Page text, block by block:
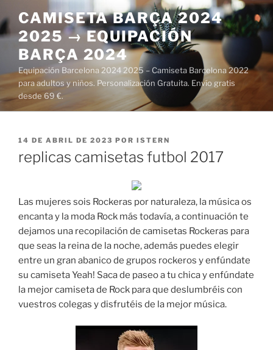
al
contenido
CAMISETA BARÇA 2024
2025 → EQUIPACIÓN
BARÇA 2024
Equipación Barcelona 2024 2025 – Camiseta Barcelona 2022
para adultos y niños. Personalización Gratuita. Envío gratis
desde 69 €.
PUBLICADO
14 DE ABRIL DE 2023 POR ISTERN
replicas camisetas futbol 2017
Las mujeres sois Rockeras por naturaleza, la música os
encanta y la moda Rock más todavía, a continuación te
dejamos una recopilación de camisetas Rockeras para
que seas la reina de la noche, además puedes elegir
entre un gran abanico de grupos rockeros y enfúndate
su camiseta Yeah! Saca de paseo a tu chica y enfúndate
la mejor camiseta de Rock para que deslumbréis con
vuestros colegas y disfrutéis de la mejor música.